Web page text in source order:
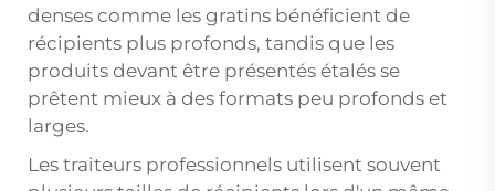
denses comme les gratins bénéficient de
récipients plus profonds, tandis que les
produits devant être présentés étalés se
prêtent mieux à des formats peu profonds et
larges.
Les traiteurs professionnels utilisent souvent